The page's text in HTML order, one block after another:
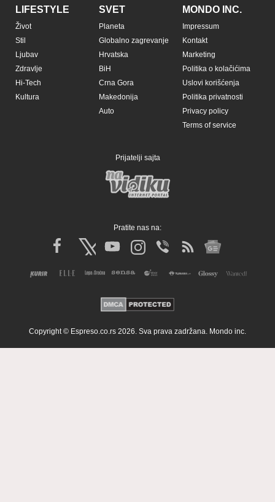
LIFESTYLE
Život
Stil
Ljubav
Zdravlje
Hi-Tech
Kultura
SVET
Planeta
Globalno zagrevanje
Hrvatska
BiH
Crna Gora
Makedonija
Auto
MONDO INC.
Impressum
Kontakt
Marketing
Politika o kolačićima
Uslovi korišćenja
Politika privatnosti
Privacy policy
Terms of service
Prijatelji sajta
Pratite nas na:
Copyright © Espreso.co.rs 2026. Sva prava zadržana. Mondo inc.